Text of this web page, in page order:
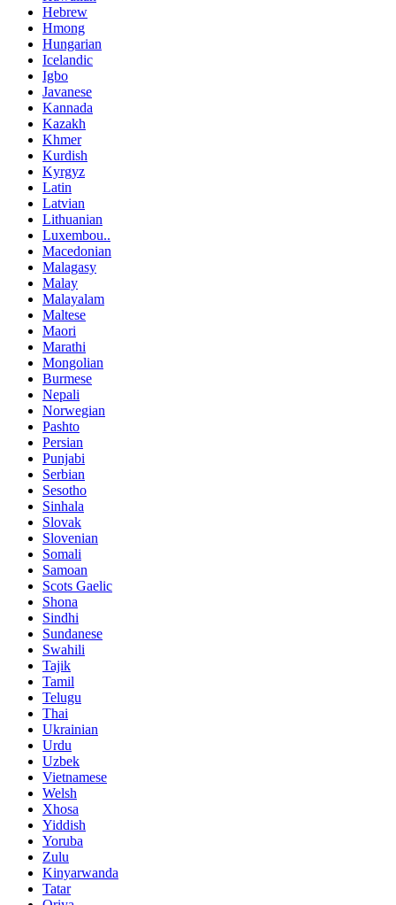
Hebrew
Hmong
Hungarian
Icelandic
Igbo
Javanese
Kannada
Kazakh
Khmer
Kurdish
Kyrgyz
Latin
Latvian
Lithuanian
Luxembou..
Macedonian
Malagasy
Malay
Malayalam
Maltese
Maori
Marathi
Mongolian
Burmese
Nepali
Norwegian
Pashto
Persian
Punjabi
Serbian
Sesotho
Sinhala
Slovak
Slovenian
Somali
Samoan
Scots Gaelic
Shona
Sindhi
Sundanese
Swahili
Tajik
Tamil
Telugu
Thai
Ukrainian
Urdu
Uzbek
Vietnamese
Welsh
Xhosa
Yiddish
Yoruba
Zulu
Kinyarwanda
Tatar